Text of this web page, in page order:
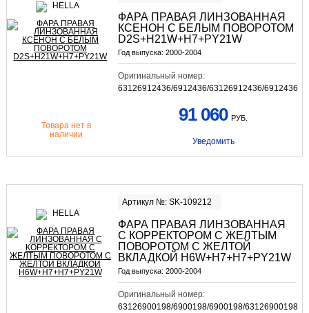
ФАРА ПРАВАЯ ЛИНЗОВАННАЯ
КСЕНОН С БЕЛЫМ ПОВОРОТОМ
D2S+H21W+H7+PY21W
Год выпуска: 2000-2004
Оригинальный номер:
63126912436/6912436/63126912436/6912436
Товара нет в
наличии
91 060 РУБ.
Уведомить
Артикул №: SK-109212
ФАРА ПРАВАЯ ЛИНЗОВАННАЯ
С КОРРЕКТОРОМ С ЖЕЛТЫМ
ПОВОРОТОМ С ЖЕЛТОЙ
ВКЛАДКОЙ H6W+H7+H7+PY21W
Год выпуска: 2000-2004
Оригинальный номер:
63126900198/6900198/6900198/63126900198